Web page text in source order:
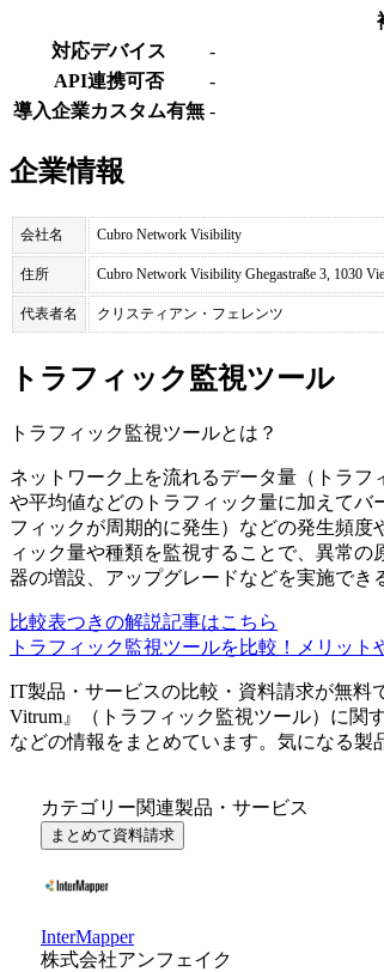
対応デバイス
-
API連携可否
-
導入企業カスタム有無 -
企業情報
会社名 Cubro Network Visibility
住所 Cubro Network Visibility Ghegastraße 3, 1030
代表者名 クリスティアン・フェレンツ
トラフィック監視ツール
トラフィック監視ツールとは？
ネットワーク上を流れるデータ量（トラ
や平均値などのトラフィック量に加えて
フィックが周期的に発生）などの発生頻
ィック量や種類を監視することで、異常
器の増設、アップグレードなどを実施でき
比較表つきの解説記事はこちら
トラフィック監視ツールを比較！メリット
IT製品・サービスの比較・資料請求が無料
Vitrum 』（ トラフィック監視ツール）に関
などの情報をまとめています。気になる製
カテゴリー関連製品・サービス
まとめて資料請求
InterMapper
株式会社アンフェイク